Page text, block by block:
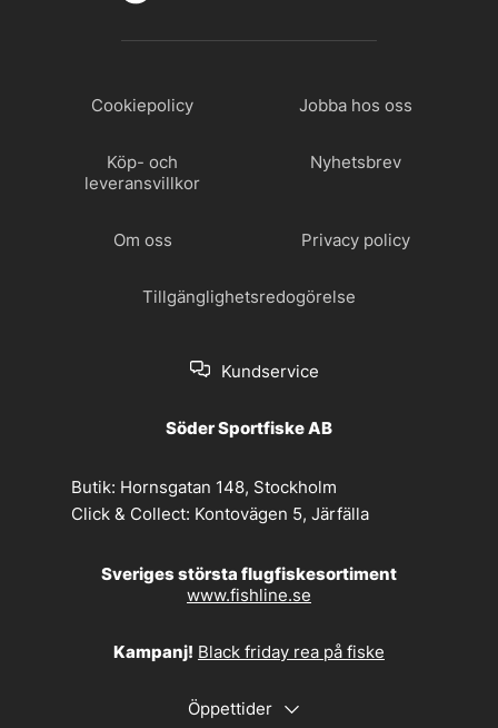
Cookiepolicy Jobba hos oss
Köp- och
leveransvillkor
Nyhetsbrev
Om oss Privacy policy
Tillgänglighetsredogörelse
Kundservice
Söder Sportfiske AB
Butik: Hornsgatan 148, Stockholm
Click & Collect: Kontovägen 5, Järfälla
Sveriges största flugfiskesortiment
www.fishline.se
Kampanj! Black friday rea på fiske
Öppettider